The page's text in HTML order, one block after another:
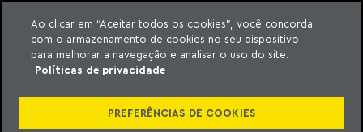
o conteúdo
Machado Meyer
COMÉRCIO DE
Ao clicar em “Aceitar todos os cookies”, você concorda
com o armazenamento de cookies no seu dispositivo
para melhorar a navegação e analisar o uso do site.
Políticas de privacidade
PREFERÊNCIAS DE COOKIES